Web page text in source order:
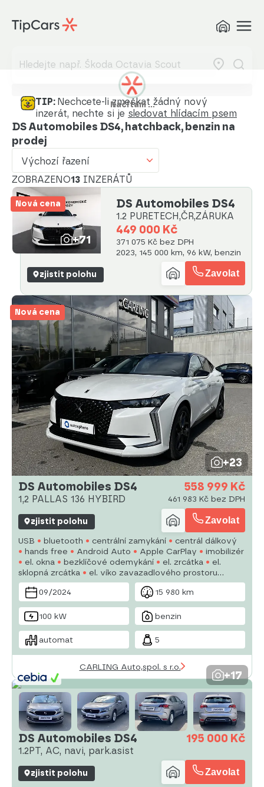
Načítám …
TIP: Nechcete-li zmeškat žádný nový
inzerát, nechte si je sledovat hlídacím psem
DS Automobiles DS4, hatchback, benzin na
prodej
Výchozí řazení
Výchozí řazení
Od nejdražšího
Od nejmenšího nájezdu
Od nejvyššího nájezdu
Od nejnovějšího vozu
Od nejnovějšího inzerátu
Od nejstaršího inzerátu
Abecedně od A do Z
Abecedně od Z do A
ZOBRAZENO13 INZERÁTŮ
Nová cena
+71
DS Automobiles DS4
1.2 PURETECH,ČR,ZÁRUKA
449 000 Kč
371 075 Kč bez DPH
2023, 145 000 km, 96 kW, benzin
zjistit polohu Zavolat
Nová cena
+23
DS Automobiles DS4
1,2 PALLAS 136 HYBIRD
558 999 Kč
461 983 Kč bez DPH
zjistit polohu Zavolat
USB bluetooth centrální zamykání
centrál dálkový
hands free
Android Auto Apple CarPlay
imobilizér
el. okna
bezklíčové odemykání el. zrcátka
el.
sklopná zrcátka
el. víko zavazadlového prostoru
vyhřívaná zrcátka
mlhovky
09/2024
15 980 km
100 kW benzin
automat 5
CARLING Auto,spol. s r.o.
+17
DS Automobiles DS4
1.2PT, AC, navi, park.asist
195 000 Kč
zjistit polohu Zavolat